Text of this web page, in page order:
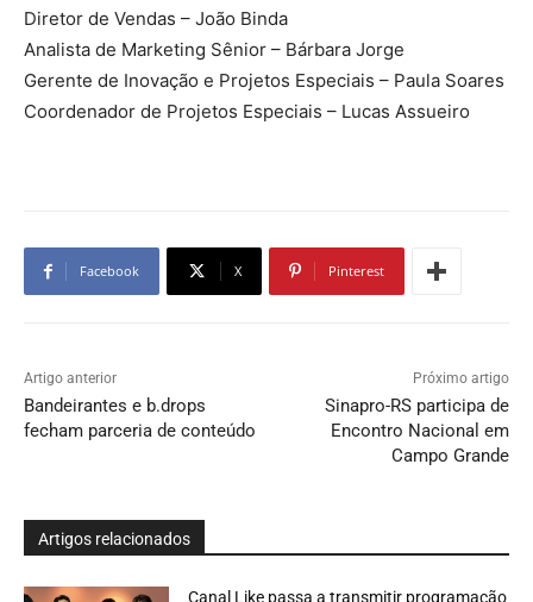
Diretor de Vendas – João Binda
Analista de Marketing Sênior – Bárbara Jorge
Gerente de Inovação e Projetos Especiais – Paula Soares
Coordenador de Projetos Especiais – Lucas Assueiro
Facebook X Pinterest
Artigo anterior
Bandeirantes e b.drops
fecham parceria de conteúdo
Próximo artigo
Sinapro-RS participa de
Encontro Nacional em
Campo Grande
Artigos relacionados
Canal Like passa a transmitir programação